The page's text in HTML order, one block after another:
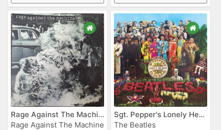
Rage Against The Machine
Rage Against The Machine
Sgt. Pepper's Lonely Hearts Club Band
The Beatles